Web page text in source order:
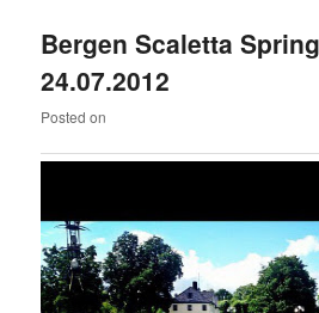
Bergen Scaletta
24.07.2012
Posted on